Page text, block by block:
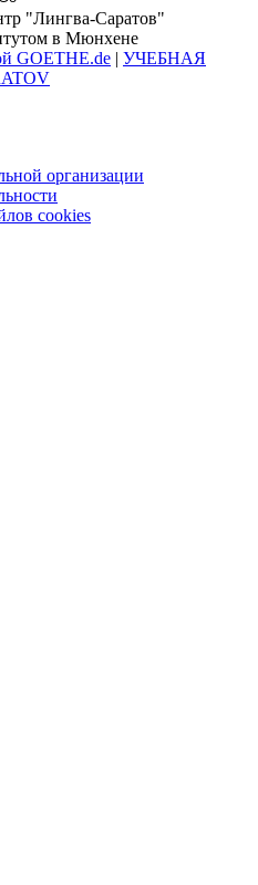
"Лингва-Саратов"
в Мюнхене
| УЧЕБНАЯ
организации
cookies